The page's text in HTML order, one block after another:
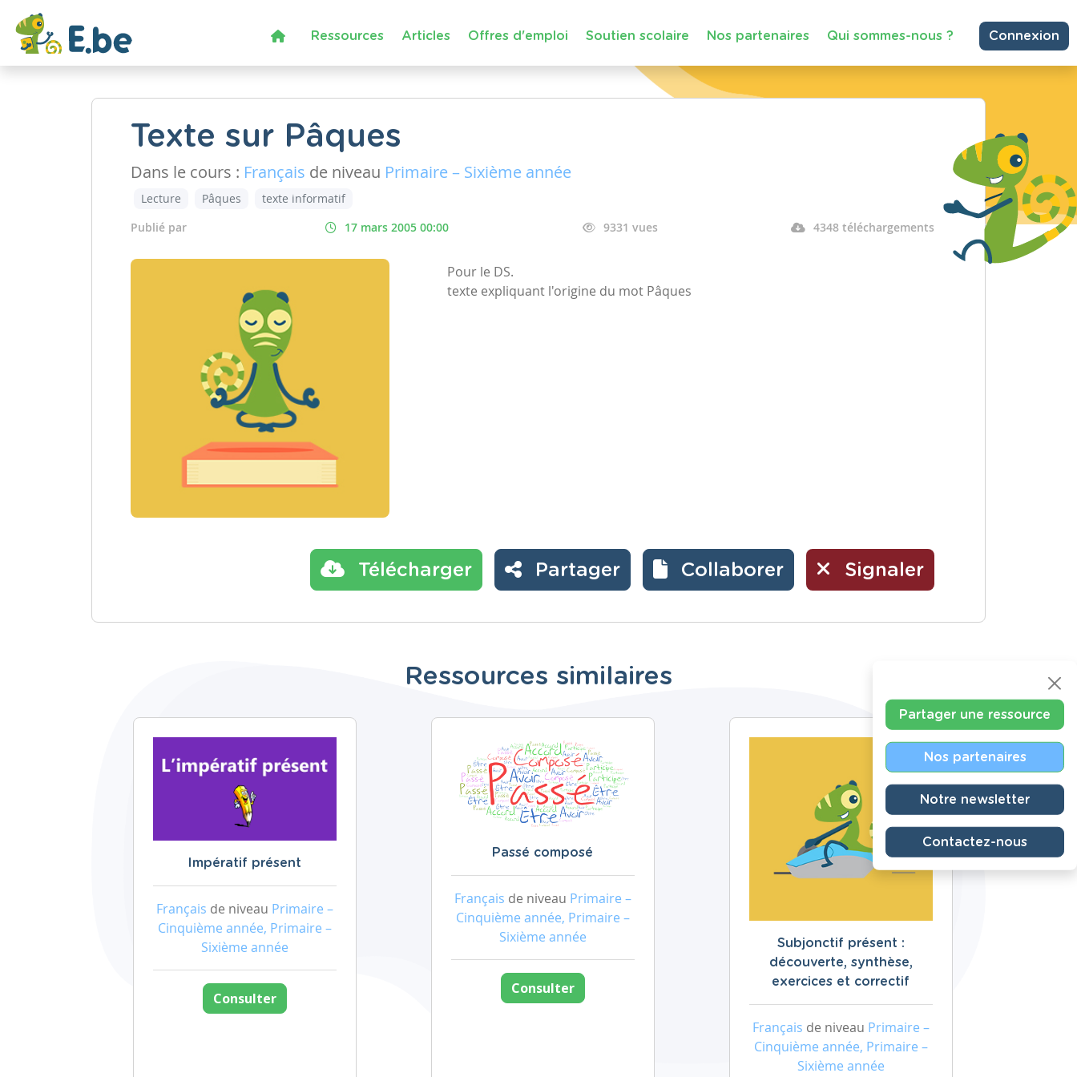
Ressources Articles Offres d'emploi Soutien scolaire Nos partenaires Qui sommes-nous ? Connexion
Texte sur Pâques
Dans le cours : Français de niveau Primaire – Sixième année
Lecture Pâques
texte informatif
Publié par
17 mars 2005 00:00 9331 vues 4348 téléchargements
Pour le DS.
texte expliquant l'origine du mot Pâques
Télécharger Partager Collaborer Signaler
Ressources similaires
Impératif présent
Français de niveau Primaire –
Cinquième année, Primaire –
Sixième année
Consulter
Passé composé
Français de niveau Primaire –
Cinquième année, Primaire –
Sixième année
Consulter
Subjonctif présent :
découverte, synthèse,
exercices et correctif
Français de niveau Primaire –
Cinquième année, Primaire –
Sixième année
Partager une ressource
Nos partenaires
Notre newsletter
Contactez-nous